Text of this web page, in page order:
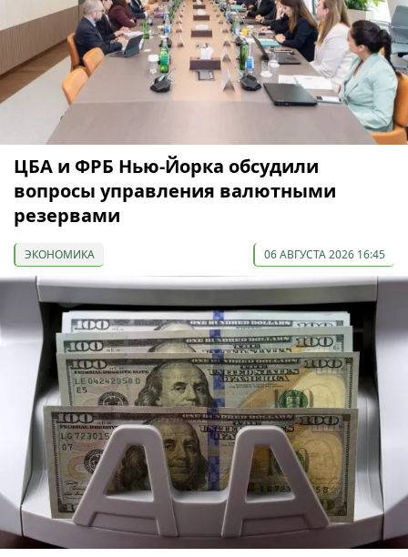
ЦБА и ФРБ Нью-Йорка обсудили
вопросы управления валютными
резервами
ЭКОНОМИКА 06 АВГУСТА 2026 16:45